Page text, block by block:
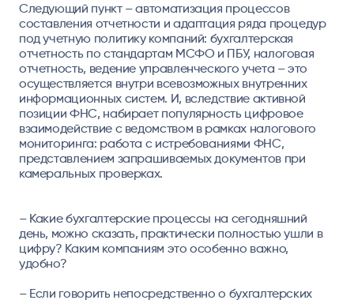
Следующий пункт – автоматизация процессов
составления отчетности и адаптация ряда процедур
под учетную политику компаний: бухгалтерская
отчетность по стандартам МСФО и ПБУ, налоговая
отчетность, ведение управленческого учета – это
осуществляется внутри всевозможных внутренних
информационных систем. И, вследствие активной
позиции ФНС, набирает популярность цифровое
взаимодействие с ведомством в рамках налогового
мониторинга: работа с истребованиями ФНС,
представлением запрашиваемых документов при
камеральных проверках.
– Какие бухгалтерские процессы на сегодняшний
день, можно сказать, практически полностью ушли в
цифру? Каким компаниям это особенно важно,
удобно?
– Если говорить непосредственно о бухгалтерских